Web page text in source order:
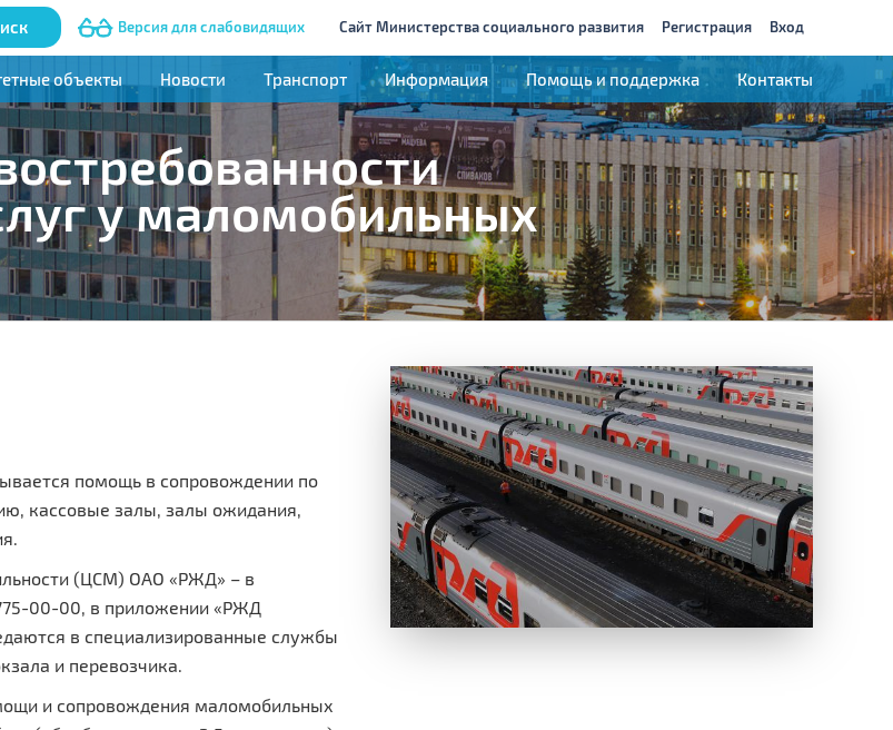
Версия для слабовидящих Сайт Министерства социального развития Регистрация Вход
объекты Новости Транспорт Информация Помощь и поддержка Контакты
у маломобильных
помощь в сопровождении по
кассовые залы, залы ожидания,
(ЦСМ) ОАО «РЖД» – в
00-00, в приложении «РЖД
в специализированные службы
и перевозчика.
и сопровождения маломобильных